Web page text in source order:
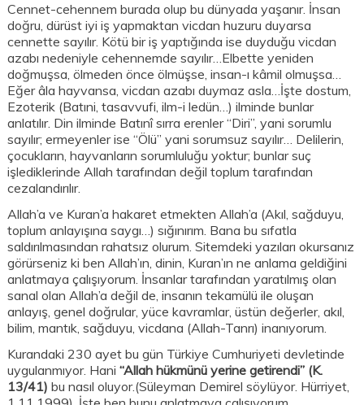
Cennet-cehennem burada olup bu dünyada yaşanır. İnsan
doğru, dürüst iyi iş yapmaktan vicdan huzuru duyarsa
cennette sayılır. Kötü bir iş yaptığında ise duyduğu vicdan
azabı nedeniyle cehennemde sayılır…Elbette yeniden
doğmuşsa, ölmeden önce ölmüşse, insan-ı kâmil olmuşsa…
Eğer âla hayvansa, vicdan azabı duymaz asla…İşte dostum,
Ezoterik (Batıni, tasavvufi, ilm-i ledün…) ilminde bunlar
anlatılır. Din ilminde Batınî sırra erenler “Diri”, yani sorumlu
sayılır; ermeyenler ise “Ölü” yani sorumsuz sayılır… Delilerin,
çocukların, hayvanların sorumluluğu yoktur; bunlar suç
işlediklerinde Allah tarafından değil toplum tarafından
cezalandırılır.
Allah’a ve Kuran’a hakaret etmekten Allah’a (Akıl, sağduyu,
toplum anlayışına saygı…) sığınırım. Bana bu sıfatla
saldırılmasından rahatsız olurum. Sitemdeki yazıları okursanız
görürseniz ki ben Allah’ın, dinin, Kuran’ın ne anlama geldiğini
anlatmaya çalışıyorum. İnsanlar tarafından yaratılmış olan
sanal olan Allah’a değil de, insanın tekamülü ile oluşan
anlayış, genel doğrular, yüce kavramlar, üstün değerler, akıl,
bilim, mantık, sağduyu, vicdana (Allah-Tanrı) inanıyorum.
Kurandaki 230 ayet bu gün Türkiye Cumhuriyeti devletinde
uygulanmıyor. Hani“Allah hükmünü yerine getirendi” (K.
13/41) bu nasıl oluyor.(Süleyman Demirel söylüyor. Hürriyet,